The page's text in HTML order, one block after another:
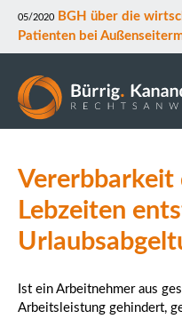
05/2020
BGH über die
Patienten bei
Anwälte
Mitarbeiter
Downloads
Rechtsgebiete
Vererbbarkeit
Lebzeiten
Ist ein Arbeitnehmer aus
Arbeitsleistung gehindert,